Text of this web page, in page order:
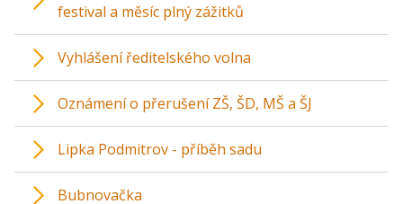
festival a měsíc plný zážitků
Vyhlášení ředitelského volna
Oznámení o přerušení ZŠ, ŠD, MŠ a ŠJ
Lipka Podmitrov - příběh sadu
Bubnovačka